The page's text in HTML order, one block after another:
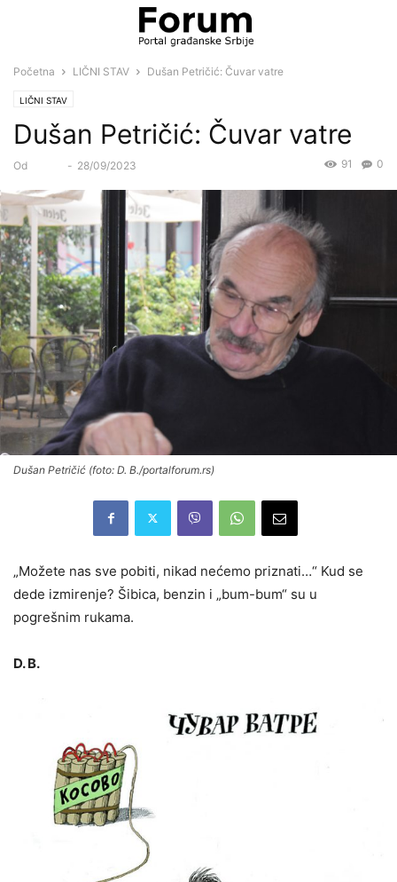
Početna LIČNI STAV Dušan Petričić: Čuvar vatre
LIČNI STAV
Dušan Petričić: Čuvar vatre
Od - 28/09/2023 0
91
Dušan Petričić (foto: D. B./portalforum.rs)
„Možete nas sve pobiti, nikad nećemo priznati…“ Kud se
dede izmirenje? Šibica, benzin i „bum-bum“ su u
pogrešnim rukama.
D. B.